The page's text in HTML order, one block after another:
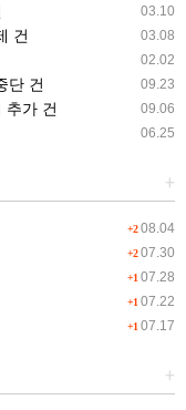
03.10
03.08
건
02.02
09.23
단 건
09.06
추가 건
06.25
+
+208.04
+207.30
+1 07.28
+1 07.22
+1 07.17
+